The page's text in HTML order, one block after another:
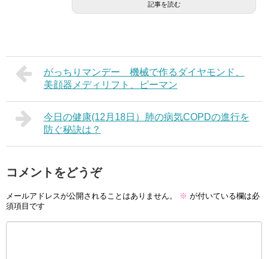
記事を読む
がっちりマンデー 機械で作るダイヤモンド、
美顔器メディリフト、ピーマン
今日の健康(12月18日）肺の病気COPDの進行を
防ぐ秘訣は？
コメントをどうぞ
メールアドレスが公開されることはありません。 ※ が付いている欄は必
須項目です